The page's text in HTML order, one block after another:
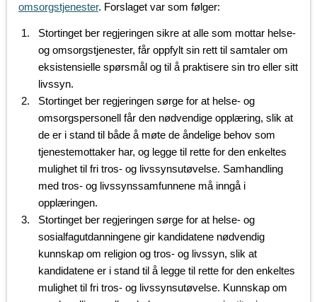
omsorgstjenester. Forslaget var som følger:
Stortinget ber regjeringen sikre at alle som mottar helse-
og omsorgstjenester, får oppfylt sin rett til samtaler om
eksistensielle spørsmål og til å praktisere sin tro eller sitt
livssyn.
Stortinget ber regjeringen sørge for at helse- og
omsorgspersonell får den nødvendige opplæring, slik at
de er i stand til både å møte de åndelige behov som
tjenestemottaker har, og legge til rette for den enkeltes
mulighet til fri tros- og livssynsutøvelse. Samhandling
med tros- og livssynssamfunnene må inngå i
opplæringen.
Stortinget ber regjeringen sørge for at helse- og
sosialfagutdanningene gir kandidatene nødvendig
kunnskap om religion og tros- og livssyn, slik at
kandidatene er i stand til å legge til rette for den enkeltes
mulighet til fri tros- og livssynsutøvelse. Kunnskap om